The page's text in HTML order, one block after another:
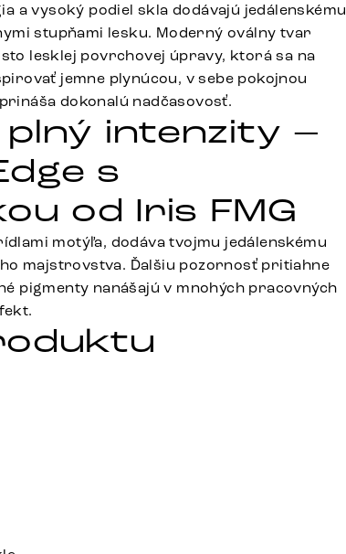
a vysoký podiel skla dodávajú jedálenskému
stupňami lesku. Moderný oválny tvar
lesklej povrchovej úpravy, ktorá sa na
jemne plynúcou, v sebe pokojnou
dokonalú nadčasovosť.
intenzity –
s
od Iris FMG
motýľa, dodáva tvojmu jedálenskému
majstrovstva. Ďalšiu pozornosť pritiahne
pigmenty nanášajú v mnohých pracovných